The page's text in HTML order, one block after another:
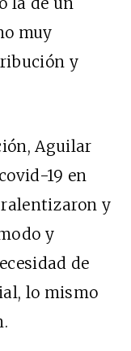
muy
y
Aguilar
19 en
y
y
de
lo mismo